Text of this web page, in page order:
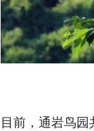
目前，通岩鸟